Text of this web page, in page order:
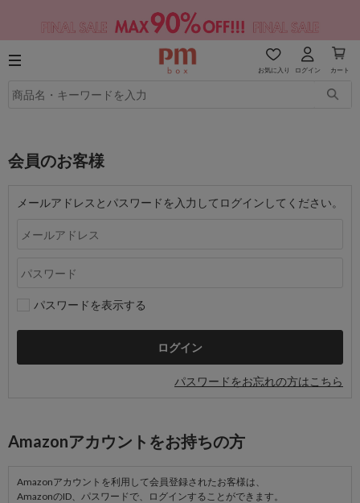
お気に入り ログイン カート
会員のお客様
メールアドレスとパスワードを入力してログインしてください。
パスワードを表示する
パスワードをお忘れの方はこちら
Amazonアカウントをお持ちの方
Amazonアカウントを利用して会員登録されたお客様は、
AmazonのID、パスワードで、ログインすることができます。